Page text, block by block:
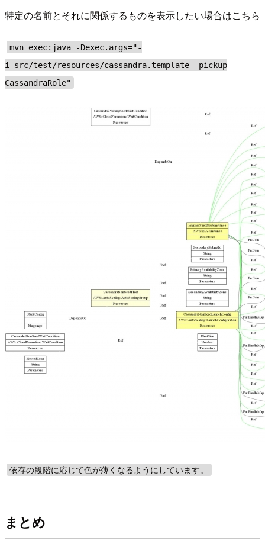
特定の名前とそれに関係するものを表示したい場合はこちら
mvn exec:java -Dexec.args="-
i src/test/resources/cassandra.template -pickup
CassandraRole"
依存の段階に応じて色が薄くなるようにしています。
まとめ